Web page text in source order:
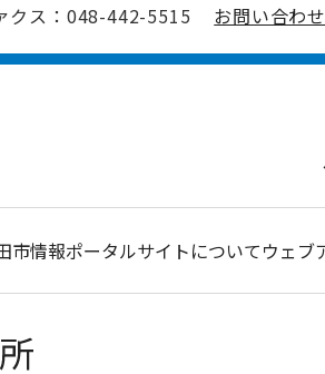
クス：048-442-5515 お問い合わ
市情報ポータルサイトについてウェブ